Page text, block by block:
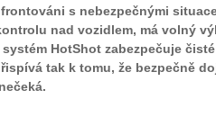
s nebezpečnými
nad vozidlem, má volný
HotShot zabezpečuje
tak k tomu, že bezpečně